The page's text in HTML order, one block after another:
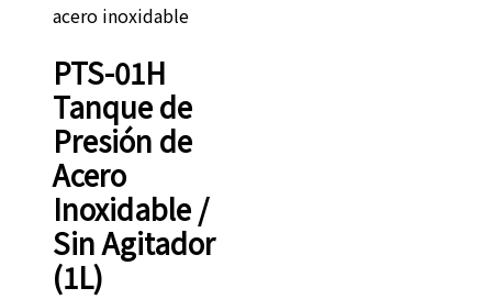
acero inoxidable
PTS-01H
Tanque de
Presión de
Acero
Inoxidable /
Sin Agitador
(1L)